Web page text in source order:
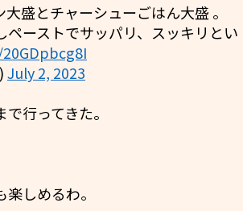
盛とチャーシューごはん大盛 。
ーストでサッパリ、スッキリとい
July 2, 2023
行ってきた。
しめるわ。